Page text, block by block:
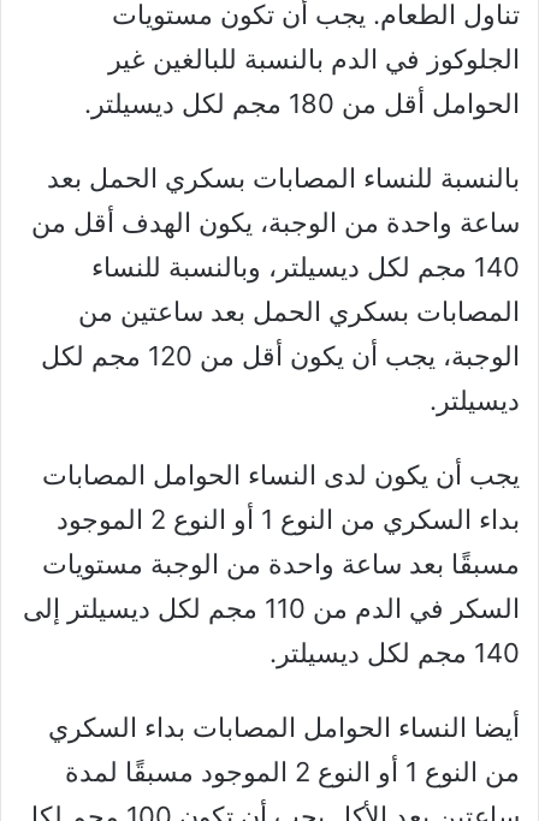
تناول الطعام. يجب أن تكون مستويات
الجلوكوز في الدم بالنسبة للبالغين غير
الحوامل أقل من 180 مجم لكل ديسيلتر.
بالنسبة للنساء المصابات بسكري الحمل بعد
ساعة واحدة من الوجبة، يكون الهدف أقل من
140 مجم لكل ديسيلتر، وبالنسبة للنساء
المصابات بسكري الحمل بعد ساعتين من
الوجبة، يجب أن يكون أقل من 120 مجم لكل
ديسيلتر.
يجب أن يكون لدى النساء الحوامل المصابات
بداء السكري من النوع 1 أو النوع 2 الموجود
مسبقًا بعد ساعة واحدة من الوجبة مستويات
السكر في الدم من 110 مجم لكل ديسيلتر إلى
140 مجم لكل ديسيلتر.
أيضا النساء الحوامل المصابات بداء السكري
من النوع 1 أو النوع 2 الموجود مسبقًا لمدة